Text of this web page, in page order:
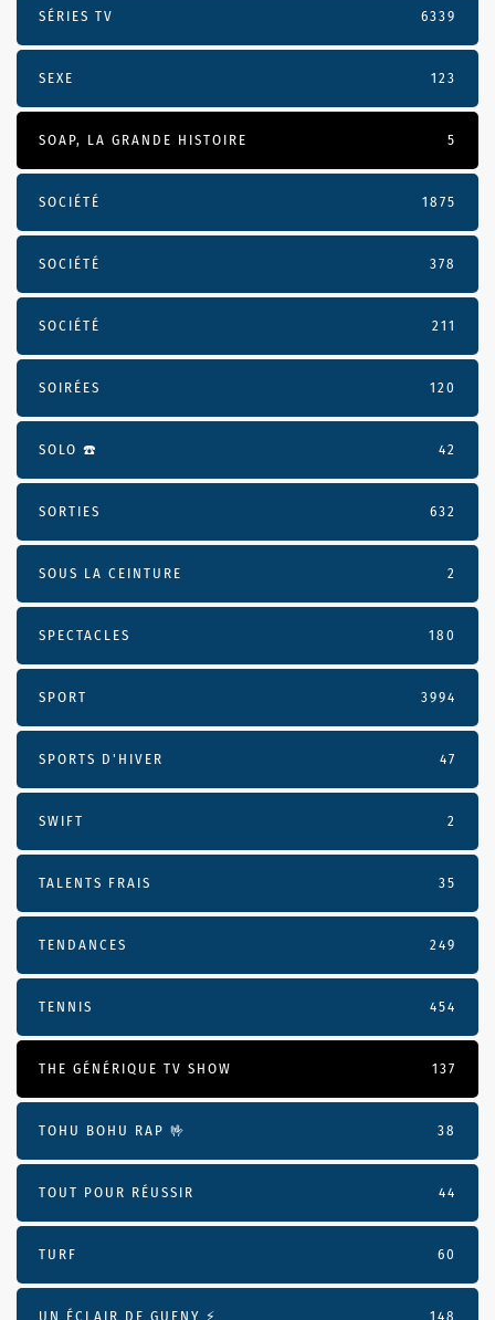
SÉRIES TV 6339
SEXE 123
SOAP, LA GRANDE HISTOIRE 5
SOCIÉTÉ 1875
SOCIÉTÉ 378
SOCIÉTÉ 211
SOIRÉES 120
SOLO ☎️ 42
SORTIES 632
SOUS LA CEINTURE 2
SPECTACLES 180
SPORT 3994
SPORTS D'HIVER 47
SWIFT 2
TALENTS FRAIS 35
TENDANCES 249
TENNIS 454
THE GÉNÉRIQUE TV SHOW 137
TOHU BOHU RAP 🤟 38
TOUT POUR RÉUSSIR 44
TURF 60
UN ÉCLAIR DE GUENY ⚡️ 148